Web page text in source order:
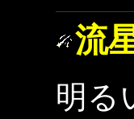
流
明る